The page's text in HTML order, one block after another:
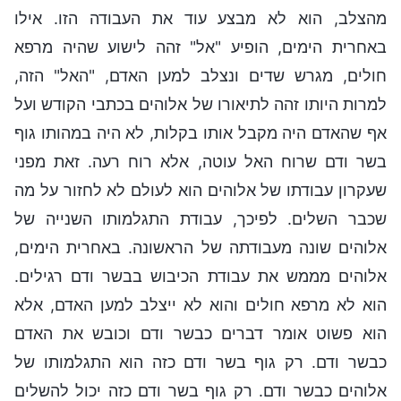
מהצלב, הוא לא מבצע עוד את העבודה הזו. אילו
באחרית הימים, הופיע "אל" זהה לישוע שהיה מרפא
חולים, מגרש שדים ונצלב למען האדם, "האל" הזה,
למרות היותו זהה לתיאורו של אלוהים בכתבי הקודש ועל
אף שהאדם היה מקבל אותו בקלות, לא היה במהותו גוף
בשר ודם שרוח האל עוטה, אלא רוח רעה. זאת מפני
שעקרון עבודתו של אלוהים הוא לעולם לא לחזור על מה
שכבר השלים. לפיכך, עבודת התגלמותו השנייה של
אלוהים שונה מעבודתה של הראשונה. באחרית הימים,
אלוהים מממש את עבודת הכיבוש בבשר ודם רגילים.
הוא לא מרפא חולים והוא לא ייצלב למען האדם, אלא
הוא פשוט אומר דברים כבשר ודם וכובש את האדם
כבשר ודם. רק גוף בשר ודם כזה הוא התגלמותו של
אלוהים כבשר ודם. רק גוף בשר ודם כזה יכול להשלים